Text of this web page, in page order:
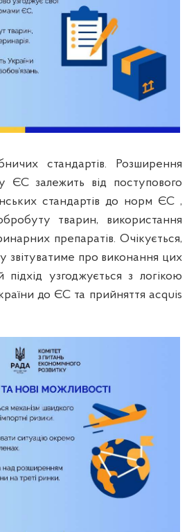
стандартів. Розширення
ЄС залежить від поступового
стандартів до норм ЄС ,
тварин, використання
препаратів. Очікується,
звітуватиме про виконання цих
підхід узгоджується з логікою
до ЄС та прийняття acquis